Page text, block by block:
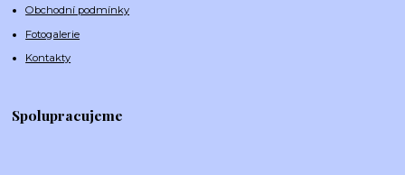
Obchodní podmínky
Fotogalerie
Kontakty
Spolupracujeme